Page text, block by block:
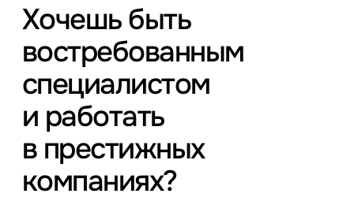
Хочешь быть
востребованным
специалистом
и работать
в престижных
компаниях?